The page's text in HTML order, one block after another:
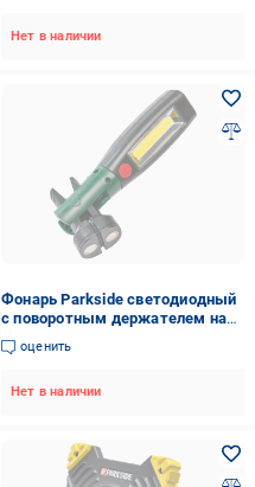
Нет в наличии
Фонарь Parkside светодиодный
с поворотным держателем на
магнитах и зажимом на
батарейках 2в1 (1000009)
оценить
Нет в наличии